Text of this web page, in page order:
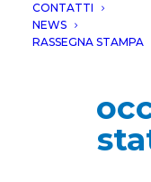
CONTATTI
NEWS
RASSEGNA STAMPA